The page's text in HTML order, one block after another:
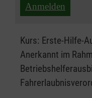
Anmelden
Kurs: Erste-Hilfe-
Anerkannt im